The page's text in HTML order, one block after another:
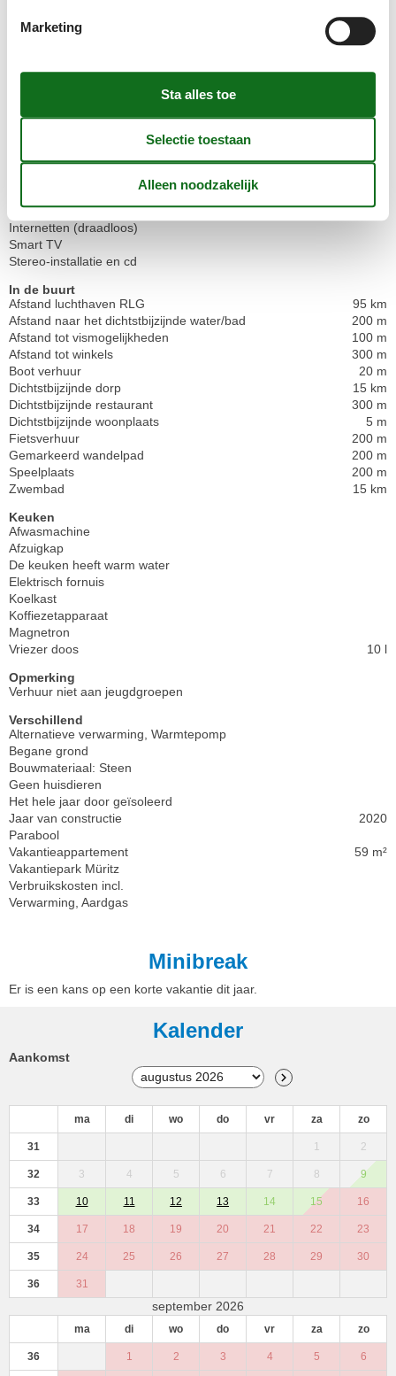
WC. Warm en koud water
Kwalitatieve tuinmeubelen
Internetten (draadloos)
Smart TV
Stereo-installatie en cd
In de buurt
Afstand luchthaven RLG
95 km
Afstand naar het dichtstbijzijnde water/bad
200 m
Afstand tot vismogelijkheden
100 m
Afstand tot winkels
300 m
Boot verhuur
20 m
Dichtstbijzijnde dorp
15 km
Dichtstbijzijnde restaurant
300 m
Dichtstbijzijnde woonplaats
5 m
Fietsverhuur
200 m
Gemarkeerd wandelpad
200 m
Speelplaats
200 m
Zwembad
15 km
Keuken
Afwasmachine
Afzuigkap
De keuken heeft warm water
Elektrisch fornuis
Koelkast
Koffiezetapparaat
Magnetron
Vriezer doos
10 l
Opmerking
Verhuur niet aan jeugdgroepen
Verschillend
Alternatieve verwarming, Warmtepomp
Begane grond
Bouwmateriaal: Steen
Geen huisdieren
Het hele jaar door geïsoleerd
Jaar van constructie
2020
Parabool
Vakantieappartement
59 m²
Vakantiepark Müritz
Verbruikskosten incl.
Verwarming, Aardgas
Minibreak
Er is een kans op een korte vakantie dit jaar.
Kalender
Aankomst
ma di wo do vr za zo
31 1 2
32 3 4 5 6 7 8 9
33 10 11 12 13 14 15 16
34 17 18 19 20 21 22 23
35 24 25 26 27 28 29 30
36 31
september 2026
ma di wo do vr za zo
36 1 2 3 4 5 6
Marketing